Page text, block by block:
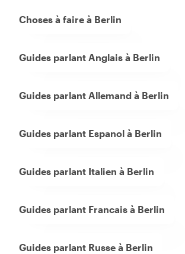
Choses à faire à Berlin
Guides parlant Anglais à Berlin
Guides parlant Allemand à Berlin
Guides parlant Espanol à Berlin
Guides parlant Italien à Berlin
Guides parlant Francais à Berlin
Guides parlant Russe à Berlin